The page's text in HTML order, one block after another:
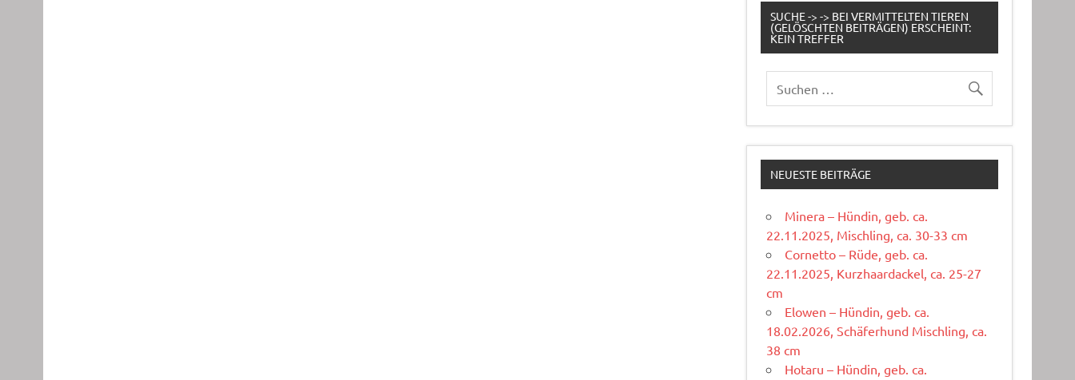
SUCHE -> -> BEI VERMITTELTEN TIEREN
(GELÖSCHTEN BEITRÄGEN) ERSCHEINT:
KEIN TREFFER
NEUESTE BEITRÄGE
Minera – Hündin, geb. ca.
22.11.2025, Mischling, ca. 30-33 cm
Cornetto – Rüde, geb. ca.
22.11.2025, Kurzhaardackel, ca. 25-27
cm
Elowen – Hündin, geb. ca.
18.02.2026, Schäferhund Mischling, ca.
38 cm
Hotaru – Hündin, geb. ca.